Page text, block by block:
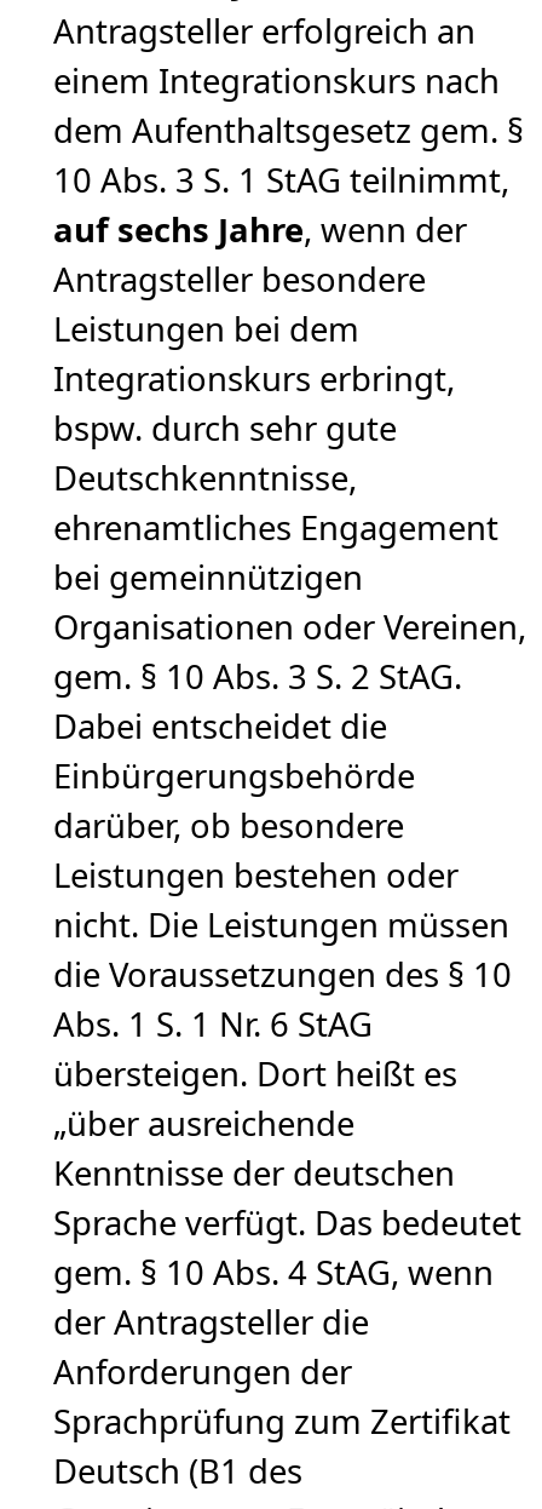
Antragsteller erfolgreich an
einem Integrationskurs nach
dem Aufenthaltsgesetz gem. §
10 Abs. 3 S. 1 StAG teilnimmt,
auf sechs Jahre, wenn der
Antragsteller besondere
Leistungen bei dem
Integrationskurs erbringt,
bspw. durch sehr gute
Deutschkenntnisse,
ehrenamtliches Engagement
bei gemeinnützigen
Organisationen oder Vereinen,
gem. § 10 Abs. 3 S. 2 StAG.
Dabei entscheidet die
Einbürgerungsbehörde
darüber, ob besondere
Leistungen bestehen oder
nicht. Die Leistungen müssen
die Voraussetzungen des § 10
Abs. 1 S. 1 Nr. 6 StAG
übersteigen. Dort heißt es
„über ausreichende
Kenntnisse der deutschen
Sprache verfügt. Das bedeutet
gem. § 10 Abs. 4 StAG, wenn
der Antragsteller die
Anforderungen der
Sprachprüfung zum Zertifikat
Deutsch (B1 des